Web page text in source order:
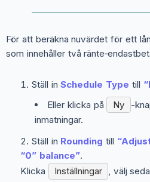
För att beräkna nuvärdet för ett
som innehåller två
Ställ inSchedule Type till
Eller klicka på
Ny
-
inmatningar.
Ställ in Rounding till
“0” balance”.
Klicka
Inställningar , välj